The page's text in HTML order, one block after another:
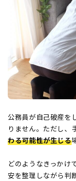
公務員が自己破産を
りません。ただし、
わる可能性が生じる
どのようなきっかけ
安を整理しながら判